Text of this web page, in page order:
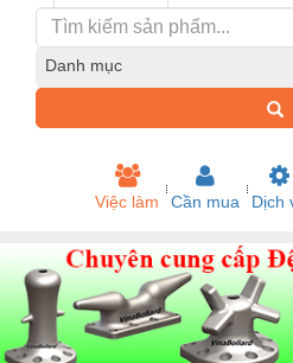
Danh mục
Việc làm Cần mua Dịch